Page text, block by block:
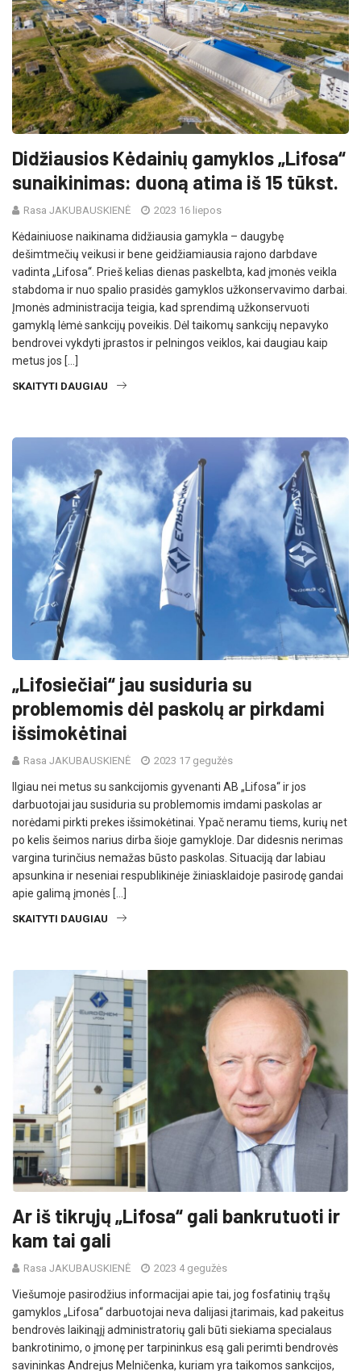
Didžiausios Kėdainių gamyklos „Lifosa“
sunaikinimas: duoną atima iš 15 tūkst.
Rasa JAKUBAUSKIENĖ 2023 16 liepos
Kėdainiuose naikinama didžiausia gamykla – daugybę
dešimtmečių veikusi ir bene geidžiamiausia rajono darbdave
vadinta „Lifosa“. Prieš kelias dienas paskelbta, kad įmonės veikla
stabdoma ir nuo spalio prasidės gamyklos užkonservavimo darbai.
Įmonės administracija teigia, kad sprendimą užkonservuoti
gamyklą lėmė sankcijų poveikis. Dėl taikomų sankcijų nepavyko
bendrovei vykdyti įprastos ir pelningos veiklos, kai daugiau kaip
metus jos […]
SKAITYTI DAUGIAU
„Lifosiečiai“ jau susiduria su
problemomis dėl paskolų ar pirkdami
išsimokėtinai
Rasa JAKUBAUSKIENĖ 2023 17 gegužės
Ilgiau nei metus su sankcijomis gyvenanti AB „Lifosa“ ir jos
darbuotojai jau susiduria su problemomis imdami paskolas ar
norėdami pirkti prekes išsimokėtinai. Ypač neramu tiems, kurių net
po kelis šeimos narius dirba šioje gamykloje. Dar didesnis nerimas
vargina turinčius nemažas būsto paskolas. Situaciją dar labiau
apsunkina ir neseniai respublikinėje žiniasklaidoje pasirodę gandai
apie galimą įmonės […]
SKAITYTI DAUGIAU
Ar iš tikrųjų „Lifosa“ gali bankrutuoti ir
kam tai gali
Rasa JAKUBAUSKIENĖ 2023 4 gegužės
Viešumoje pasirodžius informacijai apie tai, jog fosfatinių trąšų
gamyklos „Lifosa“ darbuotojai neva dalijasi įtarimais, kad pakeitus
bendrovės laikinąjį administratorių gali būti siekiama specialaus
bankrotinimo, o įmonę per tarpininkus esą gali perimti bendrovės
savininkas Andrejus Melničenka, kuriam yra taikomos sankcijos,